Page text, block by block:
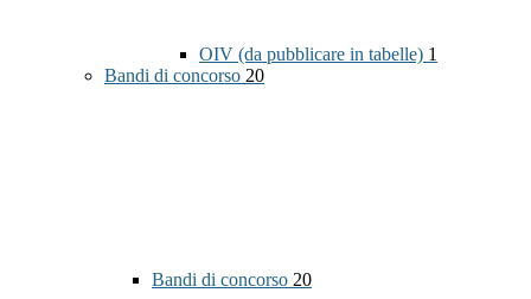
OIV (da pubblicare in tabelle) 1
Bandi di concorso 20
Bandi di concorso 20